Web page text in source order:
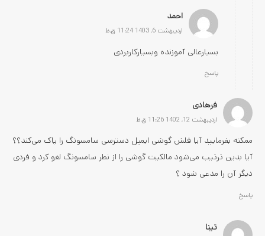
احمد
اردیبهشت 6, 1403 11:24 ق.ظ
بسیارعالی آموزنده وبسیارکاربردی
پاسخ
فرهادی
اردیبهشت 12, 1402 11:26 ق.ظ
ممکنه بفرمایید آیا فلش گوشی ایمیل دسترسی سامسونگ را پاک می‌کند؟؟
آیا بدین ترتیب می‌شود مالکیت گوشی را از نطر سامسونگ لغو کرد و فردی
دیگر آن را مدعی شود ؟
پاسخ
تینا